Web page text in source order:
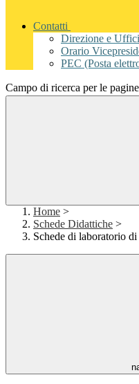
Contatti
Direzione e Uffici
Orario
PEC (Posta
Campo di ricerca per le
Home >
Schede Didattiche >
Schede di laboratorio